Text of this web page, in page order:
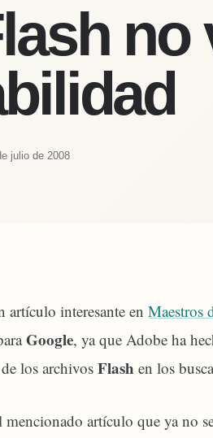
no
julio de 2008
artículo interesante enMaestros
Google, ya que Adobe ha
los archivosFlash en los
mencionado artículo que ya no